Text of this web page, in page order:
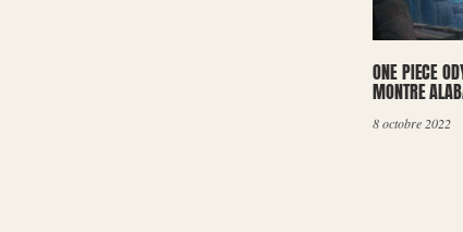
ONE PIECE
MONTRE
8 octobre 2022